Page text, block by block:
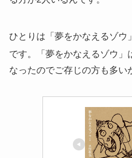
ひとりは「夢をかなえるゾウ
です。「夢をかなえるゾウ」
なったのでご存じの方も多い